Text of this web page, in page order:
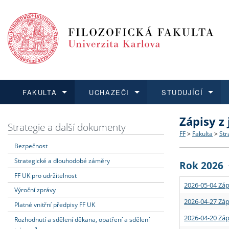
FAKULTA
Dozvědět se více
Struktura
Strategie
Podpora
UCHAZEČI
Podat přihlášku
Co
Učitelské
STUDUJÍCÍ
Dozvědět se více
Rigorózní
Dozvědět se více
O vědě a
Granty a
Dozvědět se více
Aktuální
Strategie a další dokumenty
Bezpečnost
Strategické a dlouhodobé záměry
FF UK pro udržitelnost
Výroční zprávy
Platné vnitřní předpisy FF UK
Rozhodnutí a sdělení děkana, opatření a sdělení
Zápisy
FF > Fakulta >
Rok 2026
2026-05-04
2026-04-27
2026-04-20